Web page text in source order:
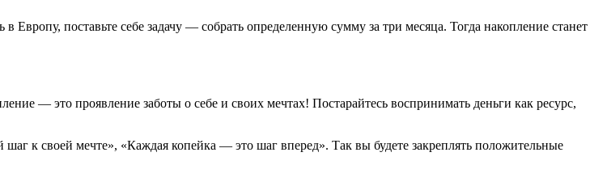
поставьте себе задачу — собрать определенную сумму за три месяца. Тогда накопление станет
— это проявление заботы о себе и своих мечтах! Постарайтесь воспринимать деньги как ресурс,
к своей мечте», «Каждая копейка — это шаг вперед». Так вы будете закреплять положительные